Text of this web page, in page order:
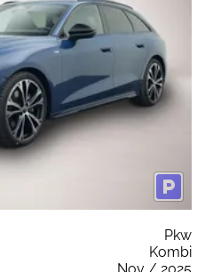
Pkw
Kombi
Nov / 2025